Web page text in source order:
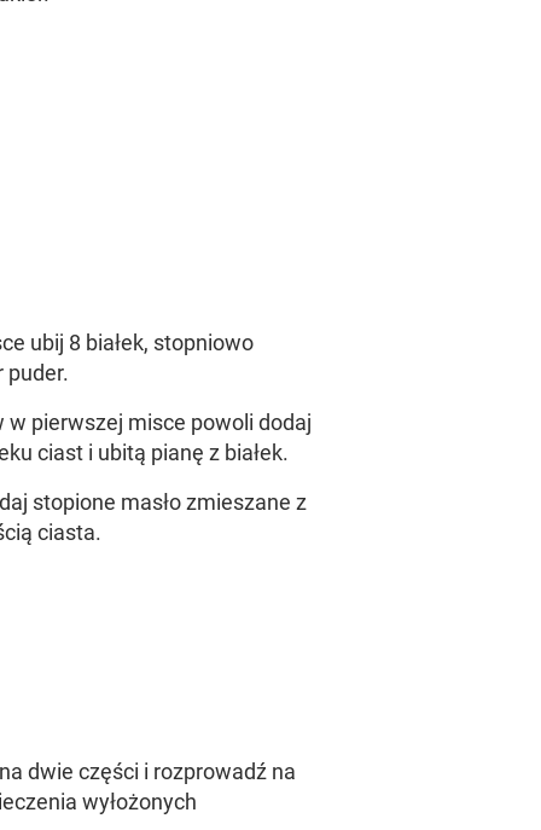
ubij 8 białek, stopniowo
puder.
w pierwszej misce powoli dodaj
ciast i ubitą pianę z białek.
stopione masło zmieszane z
ciasta.
dwie części i rozprowadź na
wyłożonych